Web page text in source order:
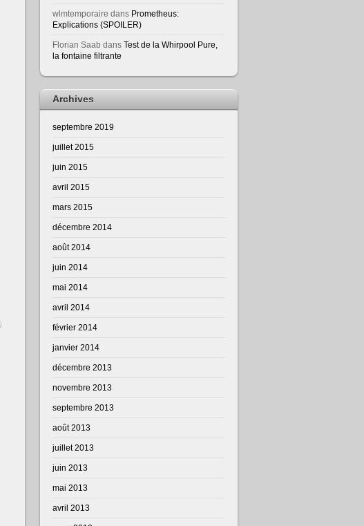
wlmtemporaire dans Prometheus:
Explications (SPOILER)
Florian Saab dans Test de la Whirpool Pure,
la fontaine filtrante
Archives
septembre 2019
juillet 2015
juin 2015
avril 2015
mars 2015
décembre 2014
août 2014
juin 2014
mai 2014
avril 2014
février 2014
janvier 2014
décembre 2013
novembre 2013
septembre 2013
août 2013
juillet 2013
juin 2013
mai 2013
avril 2013